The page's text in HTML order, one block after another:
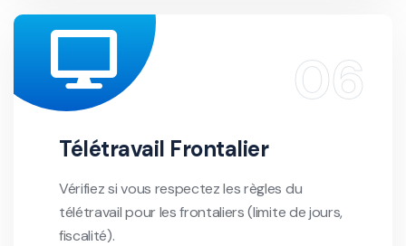
Télétravail Frontalier
Vérifiez si vous respectez les règles du
télétravail pour les frontaliers (limite de jours,
fiscalité).